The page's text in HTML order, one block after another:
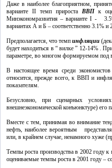
Даже в наиболее благоприятном,
варианте II темп прироста ВВП к
Минэкономразвития – варианте I -
вариантах А и Б – соответственно 3.1% и
Предполагается, что темпинфляции
будет находиться в “ вилке ” 12-14% .
параметре, во многом формируемом под
В настоящее время среди
относится, прежде всего, к ВВП и
показателям.
Безусловно, при сценарных
внешнеэкономической конъюнктуре)
Вместе с тем, принимая во внимание
нефть, наиболее вероятным
или, в крайнем случае, ненамного хуже
Темпы роста производствав 2002 году к
оцениваемые темпы роста в 2001 году –